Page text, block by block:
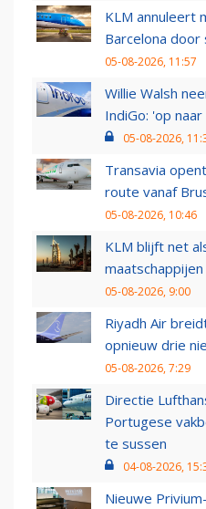
KLM annuleert
Barcelona door
05-08-2026, 11:57
Willie Walsh
IndiGo: 'op
05-08-2026,
Transavia
route vanaf
05-08-2026, 10:46
KLM blijft net
05-08-2026, 9:00
Riyadh Air
opnieuw drie
05-08-2026, 7:29
Directie
Portugese
te sussen
04-08-2026,
Nieuwe